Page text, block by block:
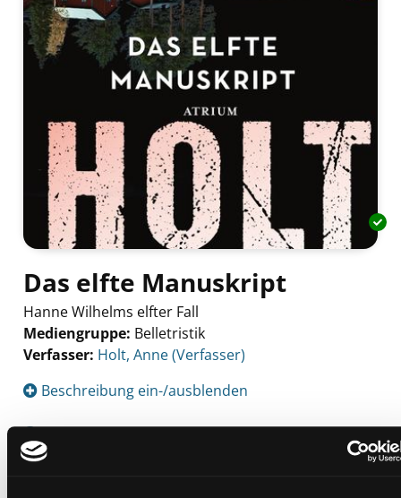
Das elfte Manuskript
Hanne Wilhelms elfter Fall
Mediengruppe: Belletristik
Verfasser: Suche nach diesem Verfasser
Holt, Anne (Verfasser)
Beschreibung ein-/ausblenden
Mehr Informationen ein-/ausblenden